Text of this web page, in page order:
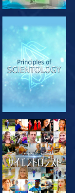
シリーズを探求
観る